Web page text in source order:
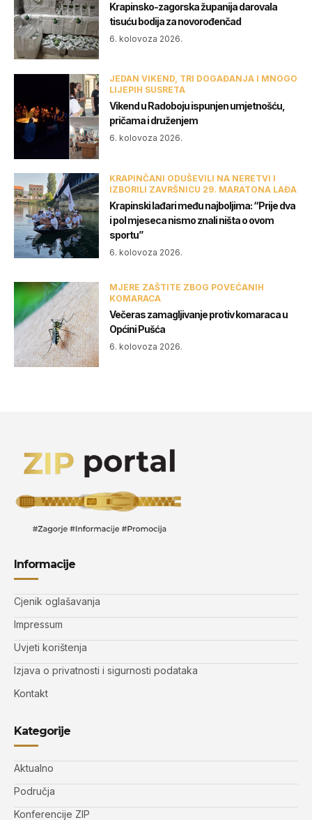
Krapinsko-zagorska županija darovala
tisuću bodija za novorođenčad
6. kolovoza 2026.
JEDAN VIKEND, TRI DOGAĐANJA I MNOGO
LIJEPIH SUSRETA
Vikend u Radoboju ispunjen umjetnošću,
pričama i druženjem
6. kolovoza 2026.
KRAPINČANI ODUŠEVILI NA NERETVI I
IZBORILI ZAVRŠNICU 29. MARATONA LAĐA
Krapinski lađari među najboljima: “Prije dva
i pol mjeseca nismo znali ništa o ovom
sportu”
6. kolovoza 2026.
MJERE ZAŠTITE ZBOG POVEĆANIH
KOMARACA
Večeras zamagljivanje protiv komaraca u
Općini Pušća
6. kolovoza 2026.
Informacije
Cjenik oglašavanja
Impressum
Uvjeti korištenja
Izjava o privatnosti i sigurnosti podataka
Kontakt
Kategorije
Aktualno
Područja
Konferencije ZIP